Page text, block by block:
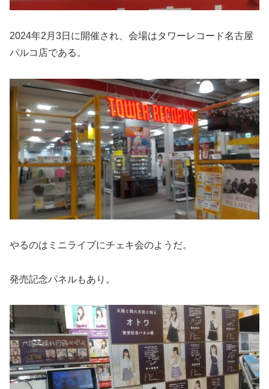
2024年2月3日に開催され、会場はタワーレコード名古屋
パルコ店である。
やるのはミニライブにチェキ会のようだ。
発売記念パネルもあり。